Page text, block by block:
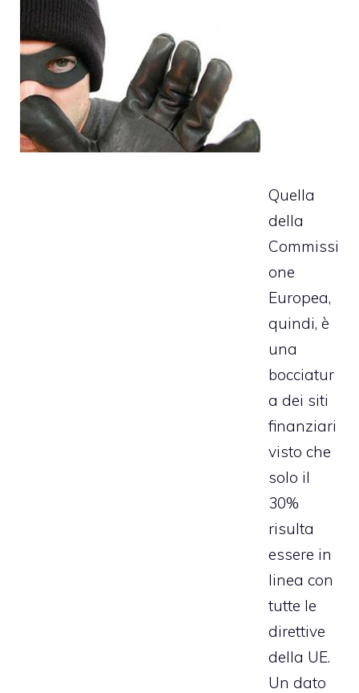
Quella
della
Commissi
one
Europea,
quindi, è
una
bocciatur
a dei siti
finanziari
visto che
solo il
30%
risulta
essere in
linea con
tutte le
direttive
della UE.
Un dato